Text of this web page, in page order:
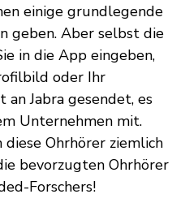
einige grundlegende
geben. Aber selbst die
in die App eingeben,
oder Ihr
Jabra gesendet, es
Unternehmen mit.
Ohrhörer ziemlich
bevorzugten Ohrhörer
Forschers!